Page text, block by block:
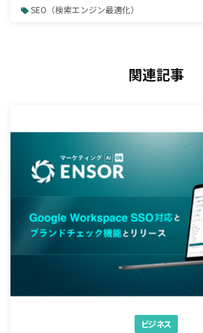
SEO（検索エンジン最適化）
関連記事
ビジネス